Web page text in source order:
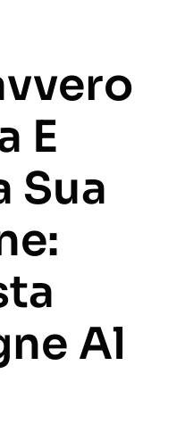
E
Sua
Al